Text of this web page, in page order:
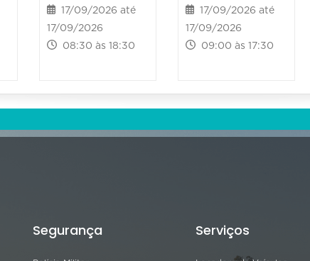
17/09/2026 até
17/09/2026
08:30 às 18:30
17/09/2026 até
17/09/2026
09:00 às 17:30
Segurança Serviços